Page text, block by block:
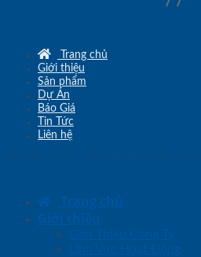
Trang chủ
Giới thiệu
Sản phẩm
Dự Án
Báo Giá
Tin Tức
Liên hệ
Trang chủ
Giới thiệu
Giới Thiệu Công Ty
Lĩnh Vực Hoạt Động